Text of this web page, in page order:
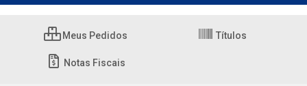
Meus Pedidos Títulos
Notas Fiscais